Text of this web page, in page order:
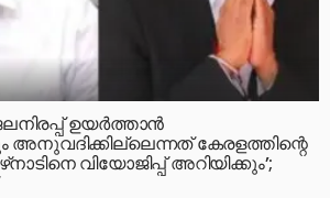
ഉയര്‍ത്താന്‍
കേരളത്തിന്റെ
വിയോജിപ്പ് അറിയിക്കും’;